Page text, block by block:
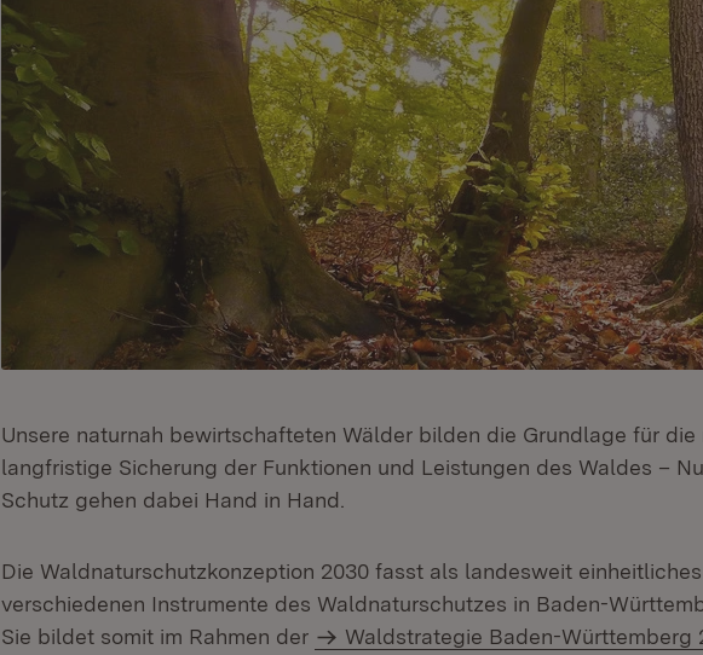
Unsere naturnah bewirtschafteten Wälder bilden die Grundlage für
langfristige Sicherung der Funktionen und Leistungen des Waldes –
Schutz gehen dabei Hand in Hand.
Die Waldnaturschutzkonzeption 2030 fasst als landesweit
verschiedenen Instrumente des Waldnaturschutzes in Baden-
Sie bildet somit im Rahmen der
Waldstrategie Baden-Württemberg